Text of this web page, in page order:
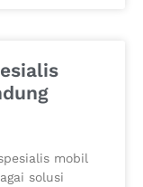
mobil
solusi